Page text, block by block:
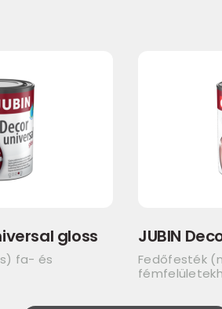
gloss
fa- és
JUBIN
Fedőfesték